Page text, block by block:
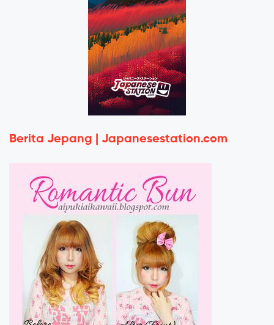
Berita Jepang | Japanesestation.com